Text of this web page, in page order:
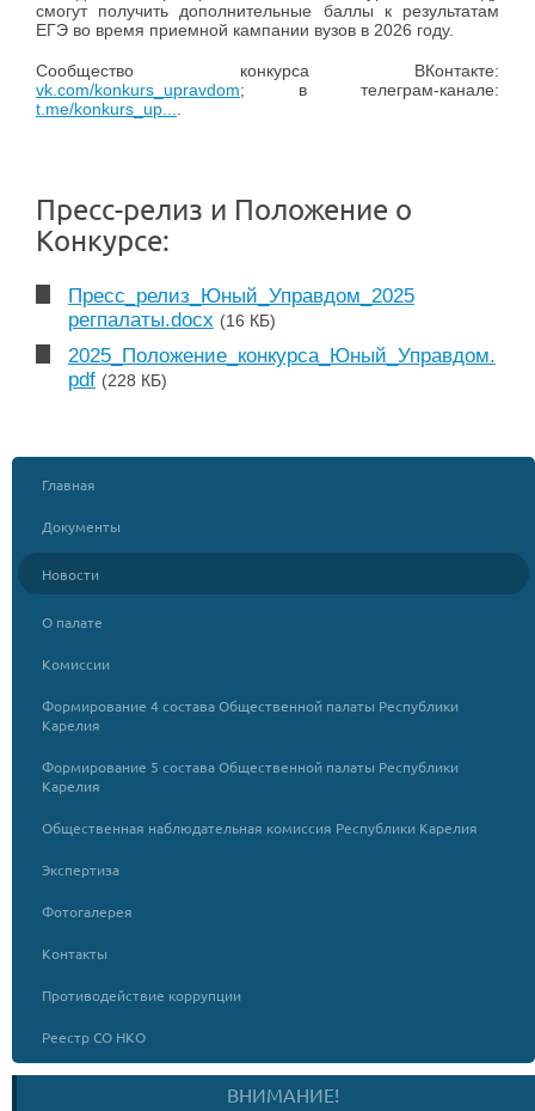
смогут получить дополнительные баллы к результатам
ЕГЭ во время приемной кампании вузов в 2026 году.
Сообщество конкурса ВКонтакте:
vk.com/konkurs_upravdom; в телеграм-канале:
t.me/konkurs_up....
Пресс-релиз и Положение о
Конкурсе:
Пресс_релиз_Юный_Управдом_2025
регпалаты.docx (16 КБ)
2025_Положение_конкурса_Юный_Управдом.
pdf (228 КБ)
Главная
Документы
Новости
О палате
Комиссии
Формирование 4 состава Общественной палаты Республики
Карелия
Формирование 5 состава Общественной палаты Республики
Карелия
Общественная наблюдательная комиссия Республики Карелия
Экспертиза
Фотогалерея
Контакты
Противодействие коррупции
Реестр СО НКО
ВНИМАНИЕ!